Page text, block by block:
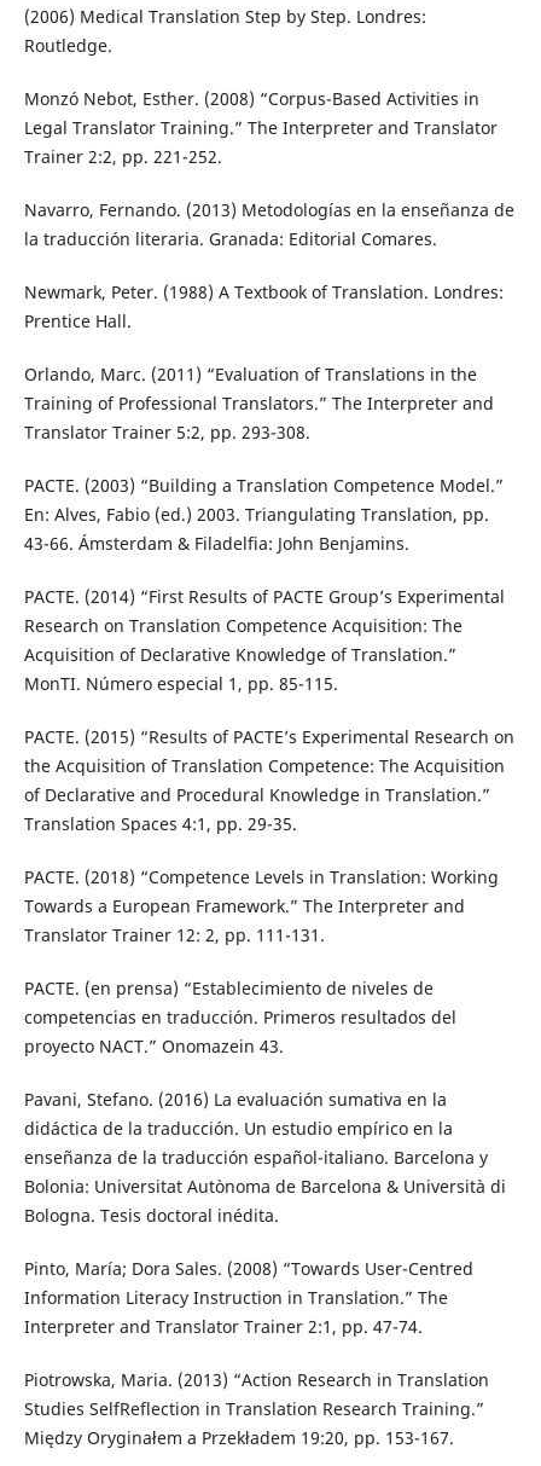
(2006) Medical Translation Step by Step. Londres:
Routledge.
Monzó Nebot, Esther. (2008) “Corpus-Based Activities in
Legal Translator Training.” The Interpreter and Translator
Trainer 2:2, pp. 221-252.
Navarro, Fernando. (2013) Metodologías en la enseñanza de
la traducción literaria. Granada: Editorial Comares.
Newmark, Peter. (1988) A Textbook of Translation. Londres:
Prentice Hall.
Orlando, Marc. (2011) “Evaluation of Translations in the
Training of Professional Translators.” The Interpreter and
Translator Trainer 5:2, pp. 293-308.
PACTE. (2003) “Building a Translation Competence Model.”
En: Alves, Fabio (ed.) 2003. Triangulating Translation, pp.
43-66. Ámsterdam & Filadelfia: John Benjamins.
PACTE. (2014) “First Results of PACTE Group’s Experimental
Research on Translation Competence Acquisition: The
Acquisition of Declarative Knowledge of Translation.”
MonTI. Número especial 1, pp. 85-115.
PACTE. (2015) “Results of PACTE’s Experimental Research on
the Acquisition of Translation Competence: The Acquisition
of Declarative and Procedural Knowledge in Translation.”
Translation Spaces 4:1, pp. 29-35.
PACTE. (2018) “Competence Levels in Translation: Working
Towards a European Framework.” The Interpreter and
Translator Trainer 12: 2, pp. 111-131.
PACTE. (en prensa) “Establecimiento de niveles de
competencias en traducción. Primeros resultados del
proyecto NACT.” Onomazein 43.
Pavani, Stefano. (2016) La evaluación sumativa en la
didáctica de la traducción. Un estudio empírico en la
enseñanza de la traducción español-italiano. Barcelona y
Bolonia: Universitat Autònoma de Barcelona & Università di
Bologna. Tesis doctoral inédita.
Pinto, María; Dora Sales. (2008) “Towards User-Centred
Information Literacy Instruction in Translation.” The
Interpreter and Translator Trainer 2:1, pp. 47-74.
Piotrowska, Maria. (2013) “Action Research in Translation
Studies SelfReflection in Translation Research Training.”
Między Oryginałem a Przekładem 19:20, pp. 153-167.